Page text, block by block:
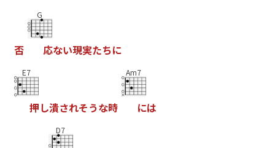
否
G
応ない現実たちに
E7
押し潰されそうな時
Am7
には
D7